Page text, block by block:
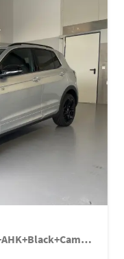
R-Line 150PS DSG Navi+IQ.Light+AHK+Black+Cam+Keyless+Side+Climatronic